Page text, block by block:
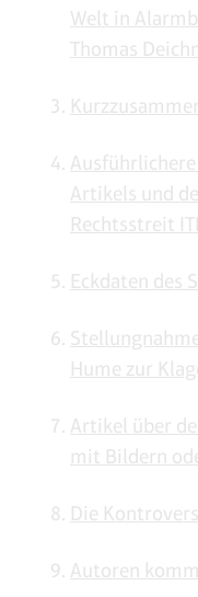
Welt in
Thomas
Artikels und
Rechtsstreit
Eckdaten des
Hume zur
Artikel über
mit Bildern
Die
Autoren